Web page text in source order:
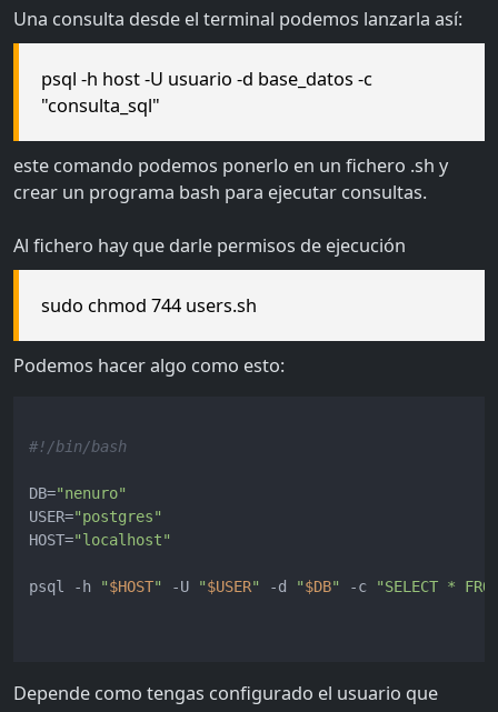
Una consulta desde el terminal podemos lanzarla así:
psql -h host -U usuario -d base_datos -c
"consulta_sql"
este comando podemos ponerlo en un fichero .sh y
crear un programa bash para ejecutar consultas.
Al fichero hay que darle permisos de ejecución
sudo chmod 744 users.sh
Podemos hacer algo como esto:
#!/bin/bash
DB="nenuro"
USER="postgres"
HOST="localhost"
psql -h "$HOST" -U "$USER" -d "$DB" -c "SELECT *
Depende como tengas configurado el usuario que